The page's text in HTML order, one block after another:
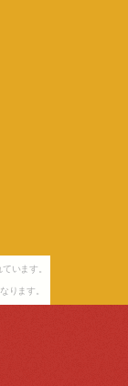
います。
ります。